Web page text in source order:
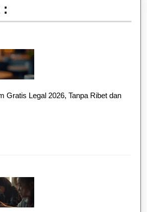
:
Gratis Legal 2026, Tanpa Ribet dan